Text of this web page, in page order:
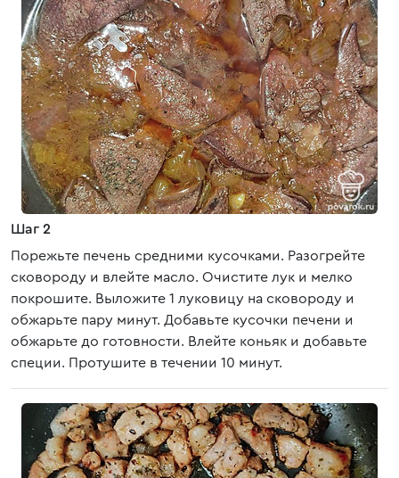
Шаг 2
Порежьте печень средними кусочками. Разогрейте
сковороду и влейте масло. Очистите лук и мелко
покрошите. Выложите 1 луковицу на сковороду и
обжарьте пару минут. Добавьте кусочки печени и
обжарьте до готовности. Влейте коньяк и добавьте
специи. Протушите в течении 10 минут.